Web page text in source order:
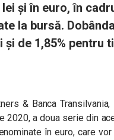
și în euro, în
la bursă.
de 1,85% pentru
& Banca
2020, a doua serie din
în euro, care